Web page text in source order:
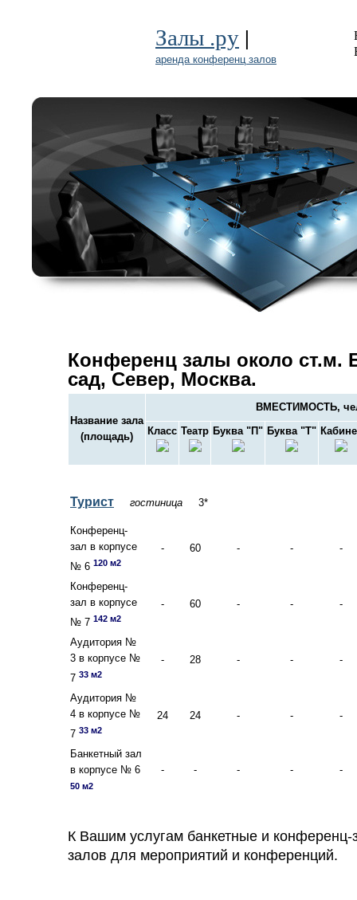
Залы .ру |
аренда конференц залов
Конференц залы около ст.м.
сад, Север, Москва.
Название зала
(площадь)
ВМЕСТИМОСТЬ,
Класс Театр Буква "П" Буква "Т"
Турист гостиница 3*
Конференц-
зал в корпусе
№ 6 120 м2
- 60 - - -
Конференц-
зал в корпусе
№ 7 142 м2
- 60 - - -
Аудитория №
3 в корпусе №
7 33 м2
- 28 - - -
Аудитория №
4 в корпусе №
7 33 м2
24 24 - - -
Банкетный зал
в корпусе № 6
50 м2
- - - - -
К Вашим услугам банкетные и
залов для мероприятий и конференций.